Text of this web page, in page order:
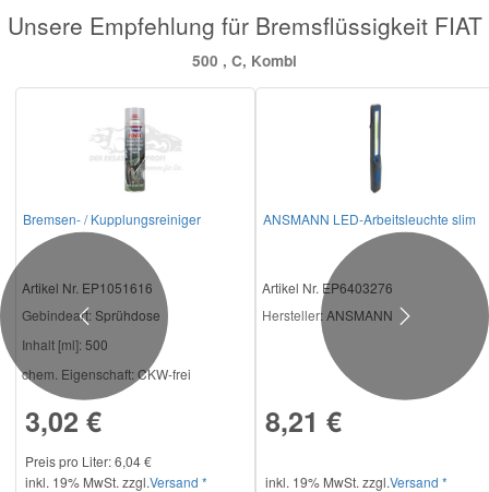
Unsere Empfehlung für Bremsflüssigkeit FIAT
500 , C, Kombi
Bremsen- / Kupplungsreiniger
Artikel Nr. EP1051616
Gebindeart: Sprühdose
Inhalt [ml]: 500
chem. Eigenschaft: CKW-frei
3,02 €
Preis pro Liter: 6,04 €
inkl. 19% MwSt. zzgl.Versand *
ANSMANN LED-Arbeitsleuchte slim
Artikel Nr. EP6403276
Hersteller: ANSMANN
8,21 €
inkl. 19% MwSt. zzgl.Versand *
Previous Next
Mini Ersatzteile
Mitsubishi Ersatzteile
Nissan Ersatzteile
Porsche Ersatzteile
Seat Ersatzteile
Skoda Ersatzteile
Smart Ersatzteile
Suzuki Ersatzteile